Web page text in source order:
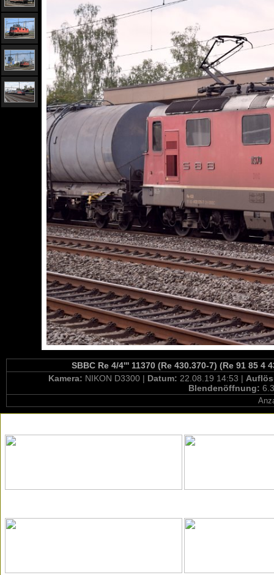
SBBC Re 4/4''' 11370 (Re 430.370-7) (Re 91 85 4
Kamera: NIKON D3300 | Datum: 22.08.19 14:53 |
Blendenöffnung: